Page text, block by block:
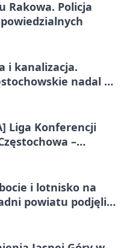
Rakowa. Policja
i kanalizacja.
nadal w
Liga Konferencji
–
eliminacji
i lotnisko na
powiatu podjęli